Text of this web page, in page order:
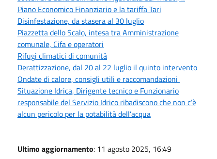
Piano Economico Finanziario e la tariffa Tari
Disinfestazione, da stasera al 30 luglio
Piazzetta dello Scalo, intesa tra Amministrazione
comunale, Cifa e operatori
Rifugi climatici di comunità
Derattizzazione, dal 20 al 22 luglio il quinto intervento
Ondate di calore, consigli utili e raccomandazioni
Situazione Idrica, Dirigente tecnico e Funzionario
responsabile del Servizio Idrico ribadiscono che non c’è
alcun pericolo per la potabilità dell’acqua
Ultimo aggiornamento: 11 agosto 2025, 16:49